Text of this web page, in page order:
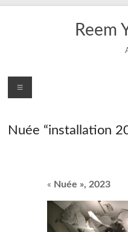
Reem
Menu
Nuée “installation
« Nuée », 2023